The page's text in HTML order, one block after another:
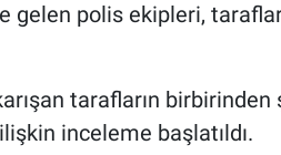
gelen polis ekipleri,
tarafların birbirinden
inceleme başlatıldı.